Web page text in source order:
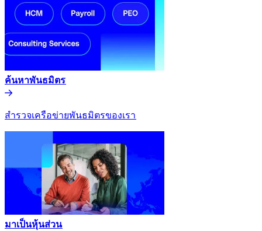
ค้นหาพันธมิตร​​
สำรวจเครือข่ายพันธมิตรของเรา​​
มาเป็นหุ้นส่วน​​